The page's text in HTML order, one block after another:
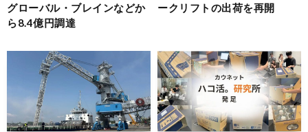
グローバル・ブレインなどか
ら8.4億円調達
ークリフトの出荷を再開